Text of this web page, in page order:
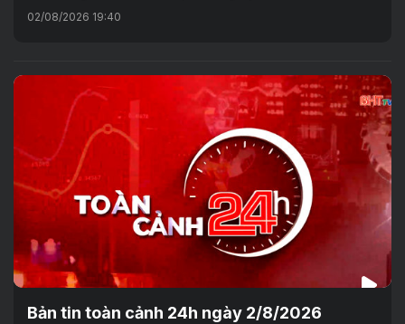
02/08/2026 19:40
Bản tin toàn cảnh 24h ngày 2/8/2026